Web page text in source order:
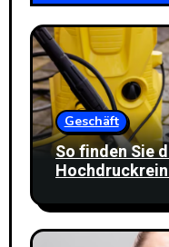
Geschäft
So finden Sie